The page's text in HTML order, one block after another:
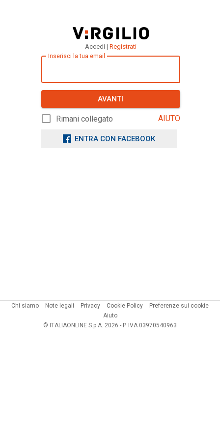
Accedi | Registrati
Inserisci la tua email
AVANTI
Rimani collegato AIUTO
ENTRA CON FACEBOOK
Chi siamo Note legali Privacy Cookie Policy
Preferenze sui cookie
Aiuto
© ITALIAONLINE S.p.A. 2026 - P. IVA 03970540963